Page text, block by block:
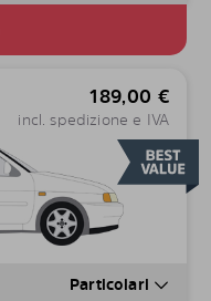
189,00 €
incl. spedizione e IVA
Particolari